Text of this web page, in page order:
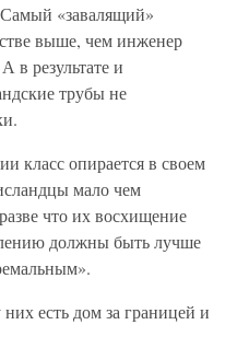
«завалящий»
выше, чем инженер
в результате и
трубы не
класс опирается в своем
мало чем
что их восхищение
должны быть лучше
есть дом за границей и